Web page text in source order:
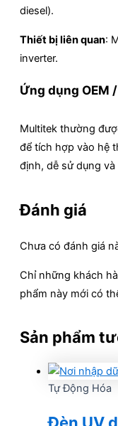
diesel).
Thiết bị liên quan:
inverter.
Ứng dụng OEM
Multitek thường
để tích hợp vào hệ
định, dễ sử dụng
Đánh giá
Chưa có đánh giá
Chỉ những khách
phẩm này mới có
Sản phẩm
Tự Động Hóa